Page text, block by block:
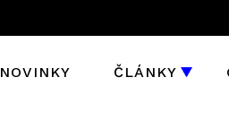
NOVINKY ČLÁNKY